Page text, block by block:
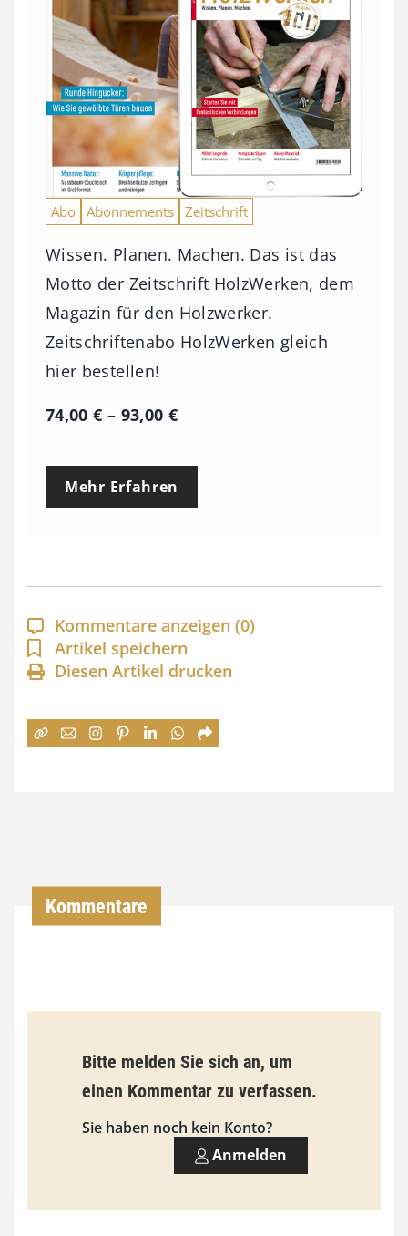
Abo Abonnements Zeitschrift
Wissen. Planen. Machen. Das ist das
Motto der Zeitschrift HolzWerken, dem
Magazin für den Holzwerker.
Zeitschriftenabo HolzWerken gleich
hier bestellen!
74,00€ – 93,00 €P
e
p
a
n
n
:
9
3
0
0
Mehr Erfahren
Kommentare anzeigen (0)
Artikel speichern
Diesen Artikel drucken
Kommentare
Bitte melden Sie sich an, um
einen Kommentar zu verfassen.
Sie haben noch kein Konto?
Anmelden